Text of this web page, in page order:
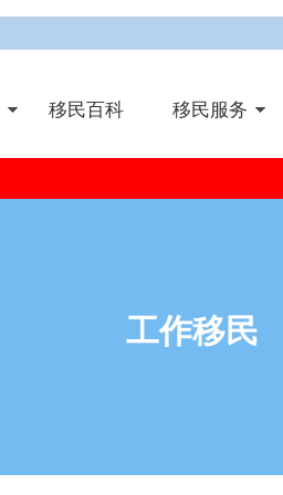
移民百科 移民服务
工作移民